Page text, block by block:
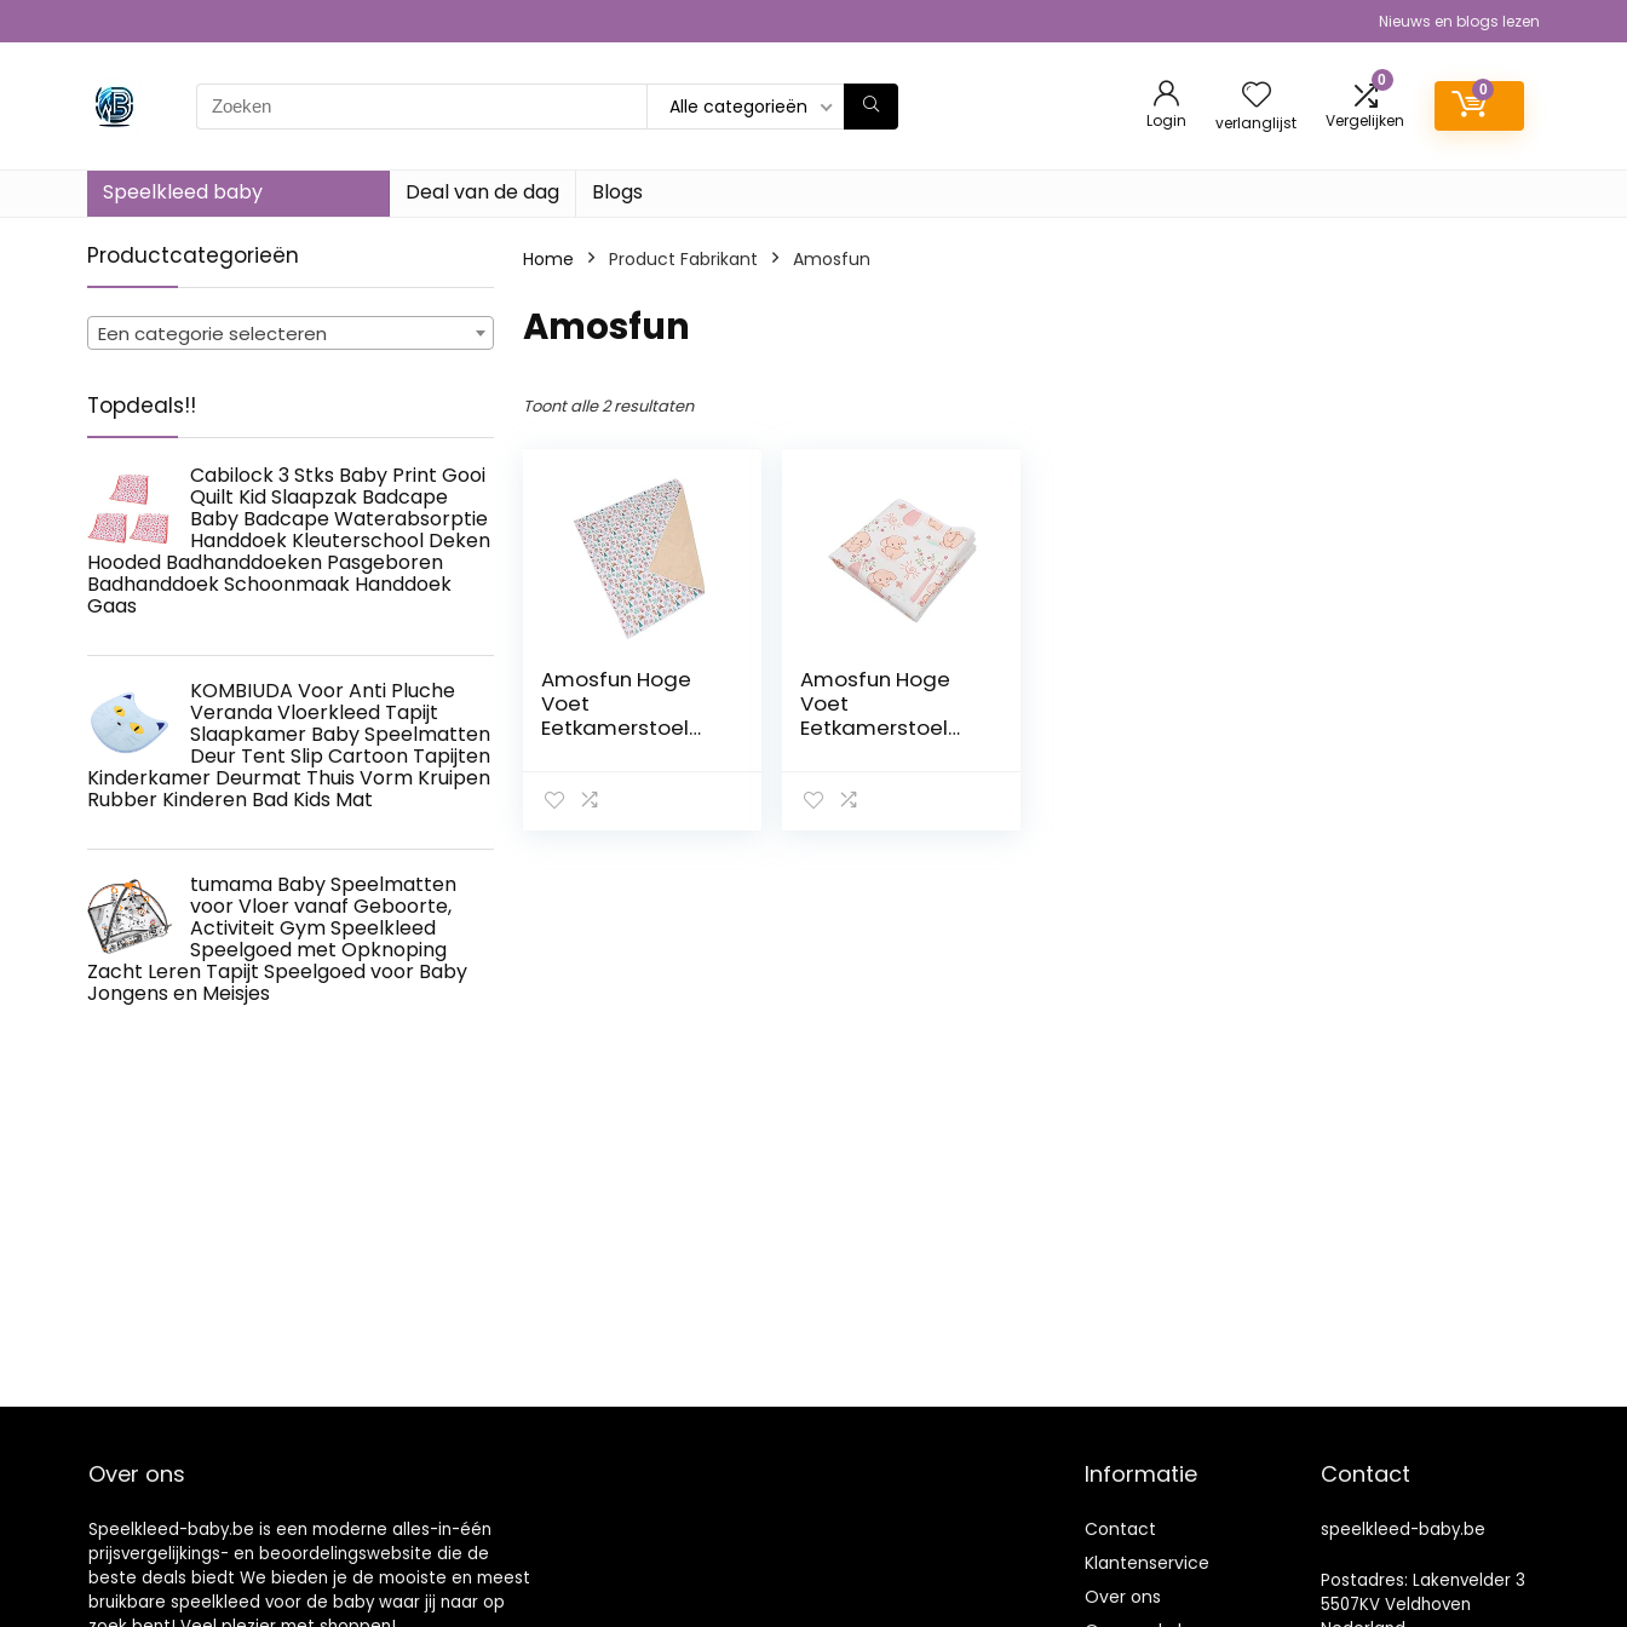
Nieuws en blogs lezen
Search
for:
Alle categorieën
Login verlanglijst
0
Vergelijken
0
Speelkleed baby Deal van de dag Blogs
Productcategorieën
Een categorie selecteren
Topdeals!!
Cabilock 3 Stks Baby Print Gooi
Quilt Kid Slaapzak Badcape
Baby Badcape Waterabsorptie
Handdoek Kleuterschool Deken
Hooded Badhanddoeken Pasgeboren
Badhanddoek Schoonmaak Handdoek
Gaas
KOMBIUDA Voor Anti Pluche
Veranda Vloerkleed Tapijt
Slaapkamer Baby Speelmatten
Deur Tent Slip Cartoon Tapijten
Kinderkamer Deurmat Thuis Vorm Kruipen
Rubber Kinderen Bad Kids Mat
tumama Baby Speelmatten
voor Vloer vanaf Geboorte,
Activiteit Gym Speelkleed
Speelgoed met Opknoping
Zacht Leren Tapijt Speelgoed voor Baby
Jongens en Meisjes
Home Product Fabrikant ‎Amosfun
‎Amosfun
Toont alle 2 resultaten
Amosfun Hoge
Voet
Eetkamerstoel
Vloermat
Amosfun Hoge
Voet
Eetkamerstoel
Splash Pad Voor
Over ons
Speelkleed-baby.be is een moderne alles-in-één
prijsvergelijkings- en beoordelingswebsite die de
beste deals biedt We bieden je de mooiste en meest
bruikbare speelkleed voor de baby waar jij naar op
Informatie
Contact
Klantenservice
Over ons
Contact
speelkleed-baby.be
Postadres: Lakenvelder 3
5507KV Veldhoven